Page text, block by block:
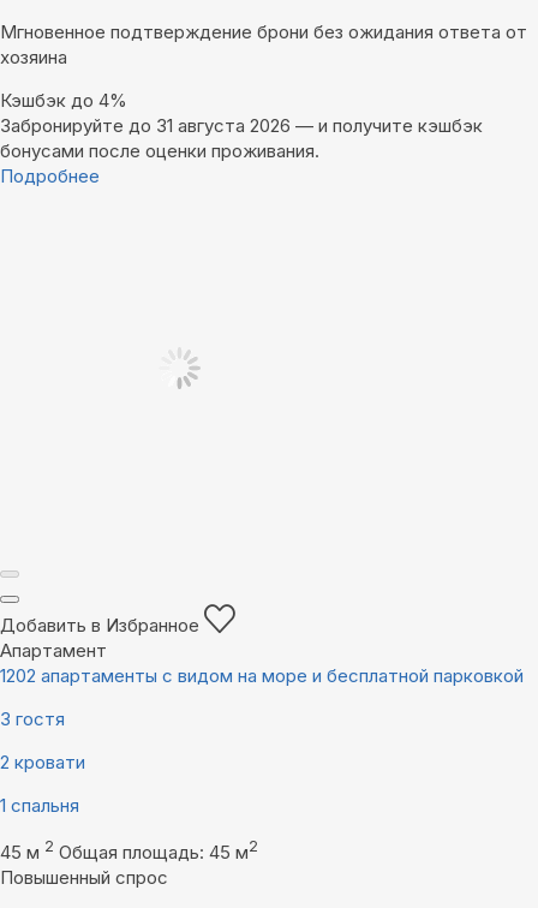
Мгновенное подтверждение брони без ожидания ответа от
хозяина
Кэшбэк до 4%
Забронируйте до 31 августа 2026 — и получите кэшбэк
бонусами после оценки проживания.
Подробнее
Добавить в Избранное
Апартамент
1202 апартаменты с видом на море и бесплатной парковкой
3 гостя
2 кровати
1 спальня
45 м 2 Общая площадь: 45 м2
Повышенный спрос